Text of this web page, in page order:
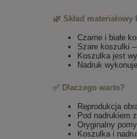
🌿 Skład
Czarne i białe
Szare koszulki
Koszulka jest
Nadruk
✅ Dlaczego warto?
Reprodukcja
Pod nadrukiem
Oryginalny
Koszulka i